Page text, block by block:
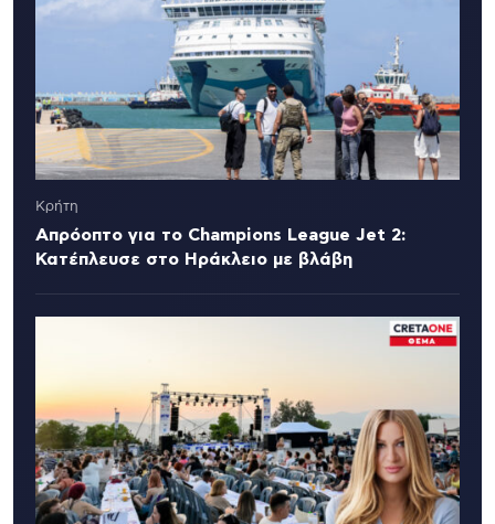
Κρήτη
Απρόοπτο για το Champions League Jet 2:
Κατέπλευσε στο Ηράκλειο με βλάβη